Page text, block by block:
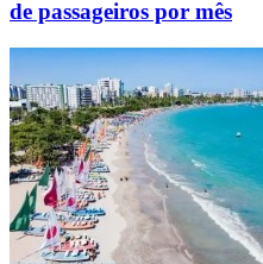
de passageiros por mês